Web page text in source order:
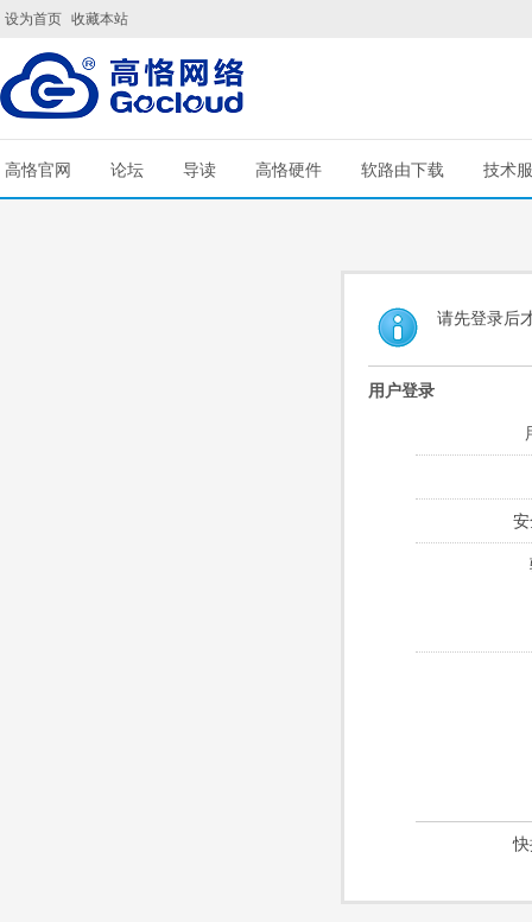
设为首页 收藏本站
高恪官网 论坛 导读 高恪硬件 软路由下载 技术
请先登录后
用户登录